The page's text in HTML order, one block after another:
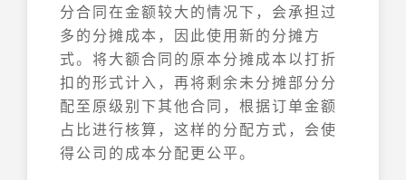
分合同在金额较大的情况下，会承担过
多的分摊成本，因此使用新的分摊方
式。将大额合同的原本分摊成本以打折
扣的形式计入，再将剩余未分摊部分分
配至原级别下其他合同，根据订单金额
占比进行核算，这样的分配方式，会使
得公司的成本分配更公平。